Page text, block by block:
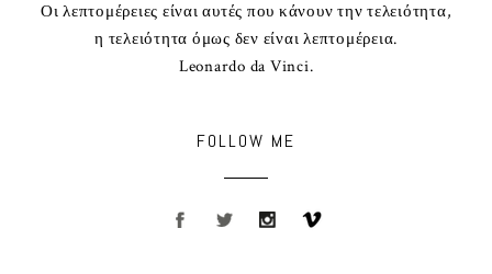
Οι λεπτομέρειες είναι αυτές που κάνουν την τελειότητα,
η τελειότητα όμως δεν είναι λεπτομέρεια.
Leonardo da Vinci.
FOLLOW ME